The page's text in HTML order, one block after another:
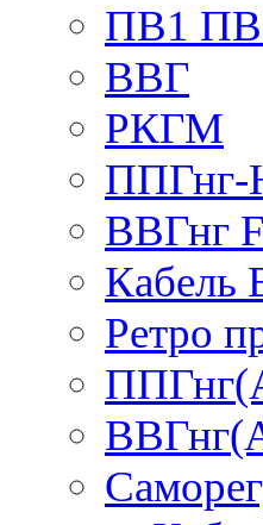
ПВ1
ВВГ
РКГМ
ППГнг-
ВВГнг
Ретро